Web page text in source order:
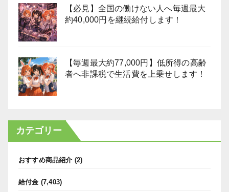
【必見】全国の働けない人へ毎週最大
約40,000円を継続給付します！
【毎週最大約77,000円】低所得の高齢
者へ非課税で生活費を上乗せします！
カテゴリー
おすすめ商品紹介 (2)
給付金 (7,403)